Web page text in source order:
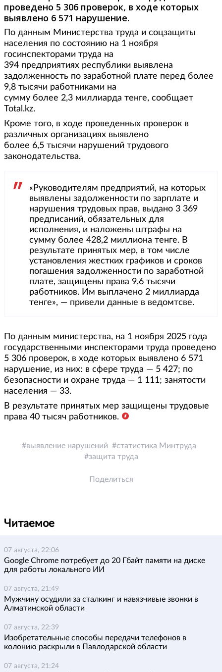
проведено 5 306 проверок, в ходе которых
выявлено 6 571 нарушение.
По данным Министерства труда и соцзащиты
населения по состоянию на 1 ноября
госинспекторами труда на
394 предприятиях республики выявлена
задолженность по заработной плате перед более
9,8 тысячи работниками на
сумму более 2,3 миллиарда тенге, сообщает
Total.kz.
Кроме того, в ходе проведенных проверок в
различных организациях выявлено
более 6,5 тысячи нарушений трудового
законодательства.
«Руководителям предприятий, на которых
выявлены задолженности по зарплате и
нарушения трудовых прав, выдано 3 369
предписаний, обязательных для
исполнения, и наложены штрафы на
сумму более 428,2 миллиона тенге. В
результате принятых мер, в том числе
установления жестких графиков и сроков
погашения задолженности по заработной
плате, защищены права 9,6 тысячи
работников. Им выплачено 2 миллиарда
тенге», — привели данные в ведомтсве.
По данным министерства, на 1 ноября 2025 года
государственными инспекторами труда проведено
5 306 проверок, в ходе которых выявлено 6 571
нарушение, из них: в сфере труда — 5 427; по
безопасности и охране труда — 1 111; занятости
населения — 33.
В результате принятых мер защищены трудовые
права 40 тысяч работников.
выявление нарушений
статистика Минтруда
защита труда
Поделиться
Читаемое
07 августа, 22:06
Google Chrome потребует до 20 Гбайт памяти на диске
для работы локального ИИ
07 августа, 21:49
Мужчину осудили за сталкинг и навязчивые звонки в
Алматинской области
07 августа, 22:39
Изобретательные способы передачи телефонов в
колонию раскрыли в Павлодарской области
07 августа, 21:24